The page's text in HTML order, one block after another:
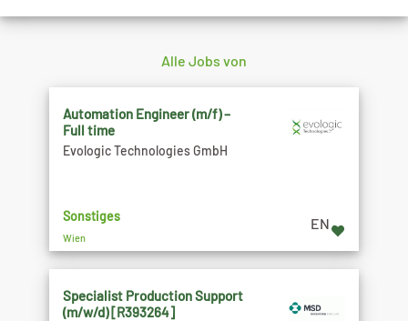
Alle Jobs von
Automation Engineer (m/f) –
Full time
Evologic Technologies GmbH
Sonstiges
Wien
EN
Specialist Production Support
(m/w/d) [R393264]